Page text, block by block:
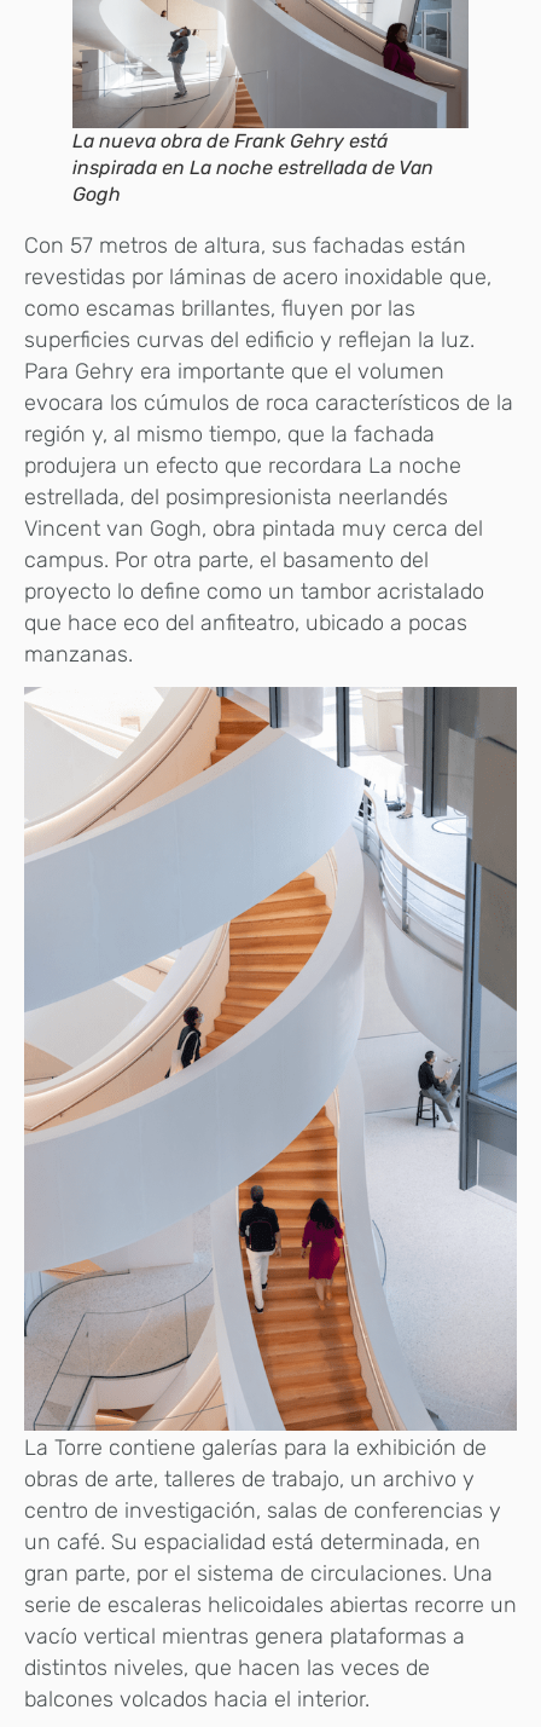
La nueva obra de Frank Gehry está
inspirada en La noche estrellada de Van
Gogh
Con 57 metros de altura, sus fachadas están
revestidas por láminas de acero inoxidable que,
como escamas brillantes, fluyen por las
superficies curvas del edificio y reflejan la luz.
Para Gehry era importante que el volumen
evocara los cúmulos de roca característicos de la
región y, al mismo tiempo, que la fachada
produjera un efecto que recordara La noche
estrellada, del posimpresionista neerlandés
Vincent van Gogh, obra pintada muy cerca del
campus. Por otra parte, el basamento del
proyecto lo define como un tambor acristalado
que hace eco del anfiteatro, ubicado a pocas
manzanas.
La Torre contiene galerías para la exhibición de
obras de arte, talleres de trabajo, un archivo y
centro de investigación, salas de conferencias y
un café. Su espacialidad está determinada, en
gran parte, por el sistema de circulaciones. Una
serie de escaleras helicoidales abiertas recorre un
vacío vertical mientras genera plataformas a
distintos niveles, que hacen las veces de
balcones volcados hacia el interior.